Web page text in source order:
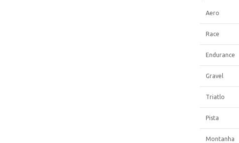
Aero
Race
Endurance
Gravel
Triatlo
Pista
Montanha